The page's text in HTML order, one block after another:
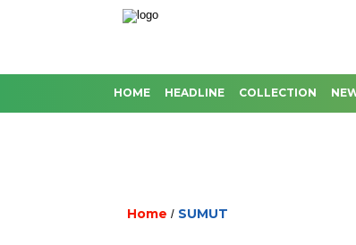
HOME HEADLINE COLLECTION
Home / SUMUT